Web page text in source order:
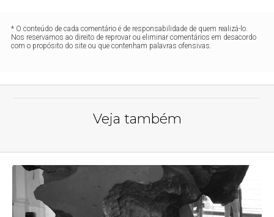
* O conteúdo de cada comentário é de responsabilidade de quem realizá-lo.
Nos reservamos ao direito de reprovar ou eliminar comentários em desacordo
com o propósito do site ou que contenham palavras ofensivas.
Veja também